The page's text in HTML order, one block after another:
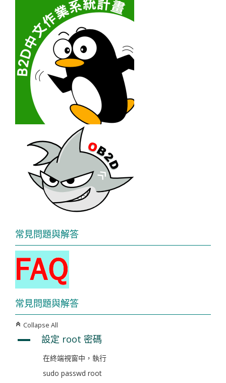
常見問題與解答
常見問題與解答
C Collapse All
A 設定 root 密碼
在終端視窗中，執行
sudo passwd root